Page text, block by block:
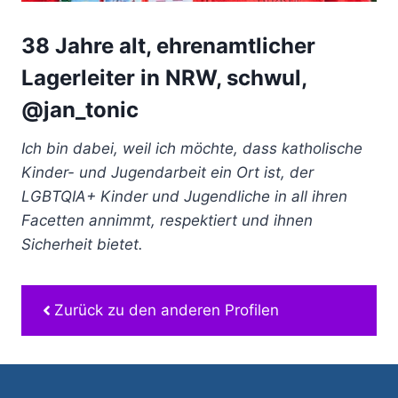
38 Jahre alt, ehrenamtlicher
Lagerleiter in NRW, schwul,
@jan_tonic
Ich bin dabei, weil ich möchte, dass katholische
Kinder- und Jugendarbeit ein Ort ist, der
LGBTQIA+ Kinder und Jugendliche in all ihren
Facetten annimmt, respektiert und ihnen
Sicherheit bietet.
Zurück zu den anderen Profilen